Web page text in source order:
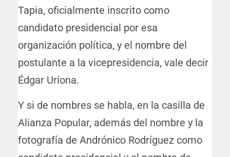
Tapia, oficialmente inscrito como
candidato presidencial por esa
organización política, y el nombre del
postulante a la vicepresidencia, vale decir
Édgar Uriona.
Y si de nombres se habla, en la casilla de
Alianza Popular, además del nombre y la
fotografía de Andrónico Rodríguez como